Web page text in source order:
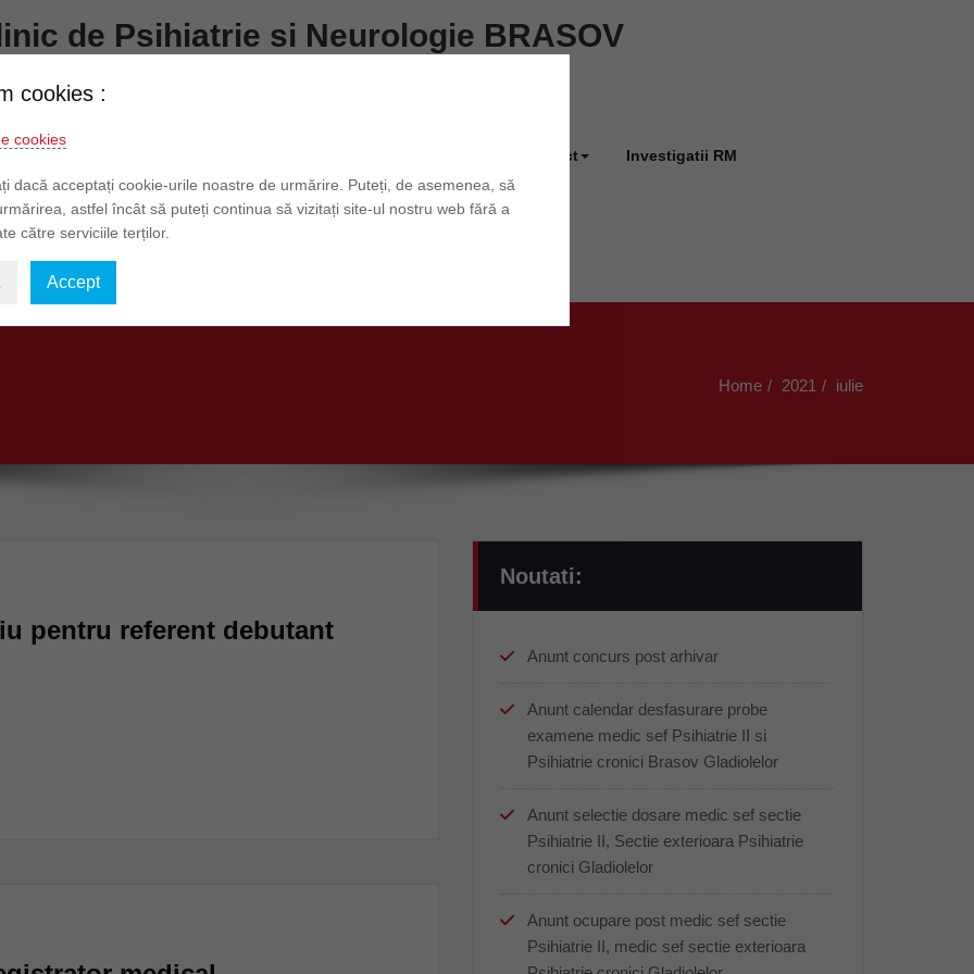
de Psihiatrie si Neurologie BRASOV
nr. 7 – 9 Telefon: 0268 511 481
Contact Investigatii RM
cu Caracter Personal
Home 2021 iulie
pentru referent debutant
Noutati:
Anunt concurs post arhivar
Anunt calendar desfasurare probe
examene medic sef Psihiatrie II si
Psihiatrie cronici Brasov Gladiolelor
Anunt selectie dosare medic sef sectie
Psihiatrie II, Sectie exterioara Psihiatrie
cronici Gladiolelor
Anunt ocupare post medic sef sectie
Psihiatrie II, medic sef sectie exterioara
cookies :
cookies
dacă acceptați cookie-urile noastre de urmărire. Puteți, de asemenea, să
astfel încât să puteți continua să vizitați site-ul nostru web fără a
către serviciile terților.
Accept